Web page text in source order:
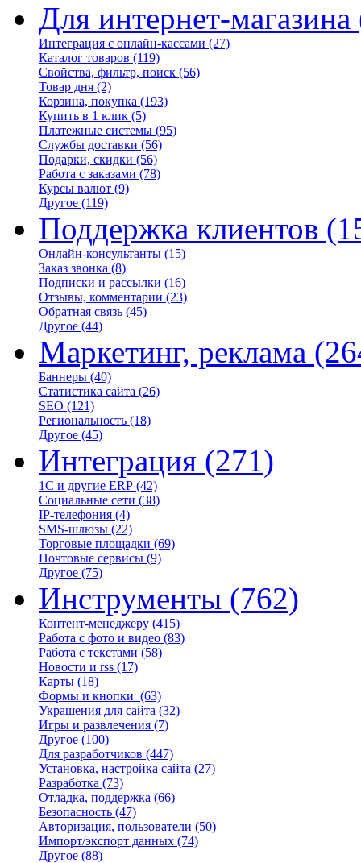
Для интернет-магазина
Интеграция с онлайн-кассами (27)
Каталог товаров (119)
Свойства, фильтр, поиск (56)
Товар дня (2)
Корзина, покупка (193)
Купить в 1 клик (5)
Платежные системы (95)
Службы доставки (56)
Подарки, скидки (56)
Работа с заказами (78)
Курсы валют (9)
Другое (119)
Поддержка клиентов
Онлайн-консультанты (15)
Заказ звонка (8)
Подписки и рассылки (16)
Отзывы, комментарии (23)
Обратная связь (45)
Другое (44)
Маркетинг, реклама
Баннеры (40)
Статистика сайта (26)
SEO (121)
Региональность (18)
Другое (45)
Интеграция (271)
1С и другие ERP (42)
Социальные сети (38)
IP-телефония (4)
SMS-шлюзы (22)
Торговые площадки (69)
Почтовые сервисы (9)
Другое (75)
Инструменты (762)
Контент-менеджеру (415)
Работа с фото и видео (83)
Работа с текстами (58)
Новости и rss (17)
Карты (18)
Формы и кнопки (63)
Украшения для сайта (32)
Игры и развлечения (7)
Другое (100)
Для разработчиков (447)
Установка, настройка сайта (27)
Разработка (73)
Отладка, поддержка (66)
Безопасность (47)
Авторизация, пользователи (50)
Импорт/экспорт данных (74)
Другое (88)